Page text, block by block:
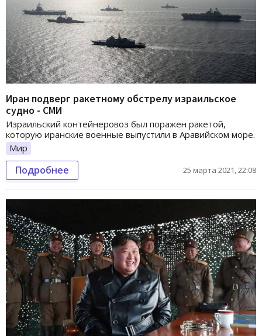
Иран подверг ракетному обстрелу израильское
судно - СМИ
Израильский контейнеровоз был поражен ракетой,
которую иранские военные выпустили в Аравийском море.
Мир
Подробнее 25 марта 2021, 22:08